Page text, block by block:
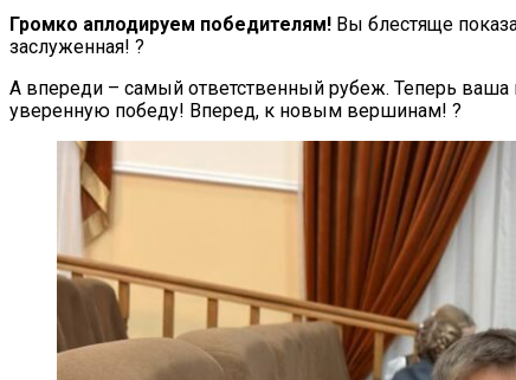
Громко аплодируем победителям! Вы блестяще
заслуженная! ?
А впереди – самый ответственный рубеж. Теперь ваша
уверенную победу! Вперед, к новым вершинам! ?